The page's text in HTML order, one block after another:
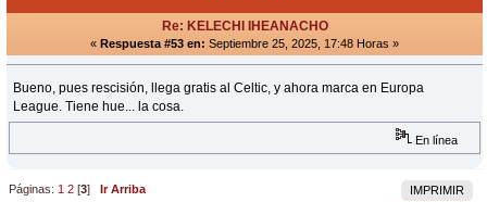
Re: KELECHI IHEANACHO
« Respuesta #53 en: Septiembre 25, 2025, 17:48 Horas »
Bueno, pues rescisión, llega gratis al Celtic, y ahora marca en Europa
League. Tiene hue... la cosa.
En línea
IMPRIMIR
Páginas: 1 2 [3]Ir Arriba